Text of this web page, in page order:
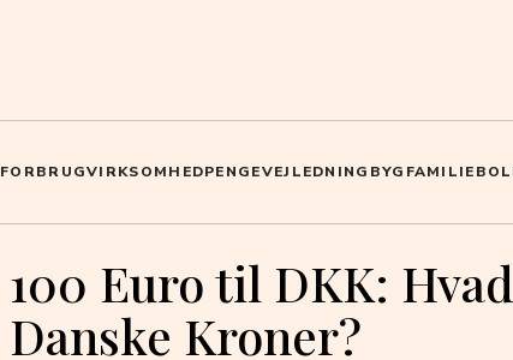
FORBRUGVIRKSOMHEDPENGEVEJLEDNING BYG FAMILIE
100 Euro til DKK:
Danske Kroner?